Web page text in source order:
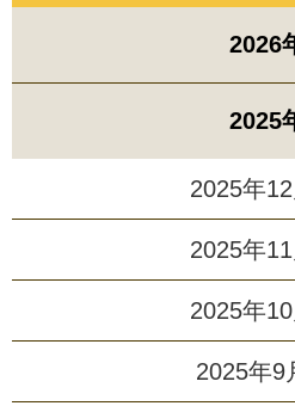
2026
2025
2025年
2025年
2025年
2025年9